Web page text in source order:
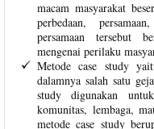
macam masyarakat
perbedaan,
persamaan tersebut
mengenai perilaku
Metode case study
dalamnya salah satu
study digunakan
komunitas, lembaga,
metode case study